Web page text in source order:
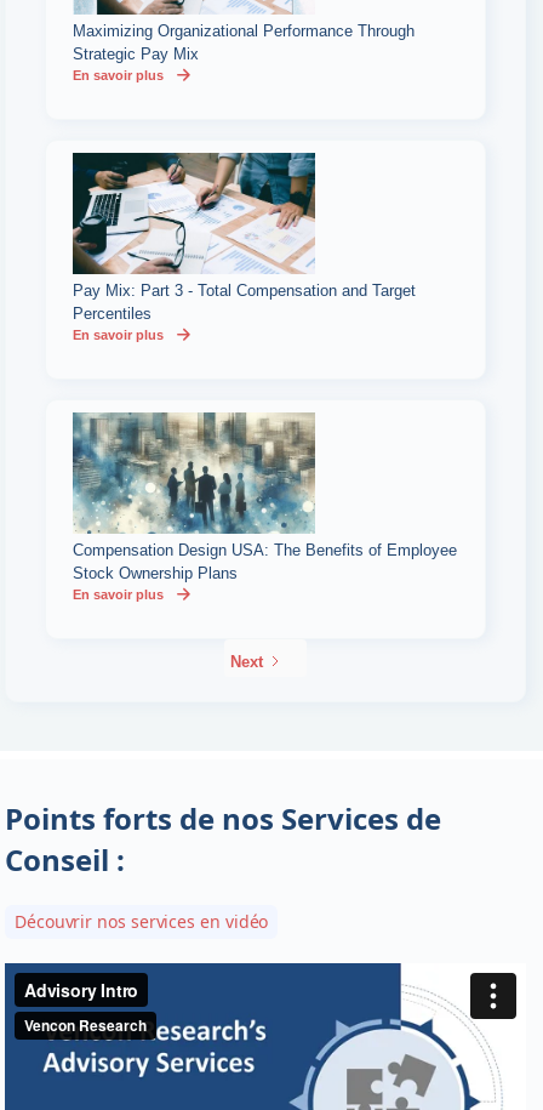
Maximizing Organizational Performance Through
Strategic Pay Mix
En savoir plus
Pay Mix: Part 3 - Total Compensation and Target
Percentiles
En savoir plus
Compensation Design USA: The Benefits of Employee
Stock Ownership Plans
En savoir plus
Next
Points forts de nos Services de
Conseil :
Découvrir nos services en vidéo